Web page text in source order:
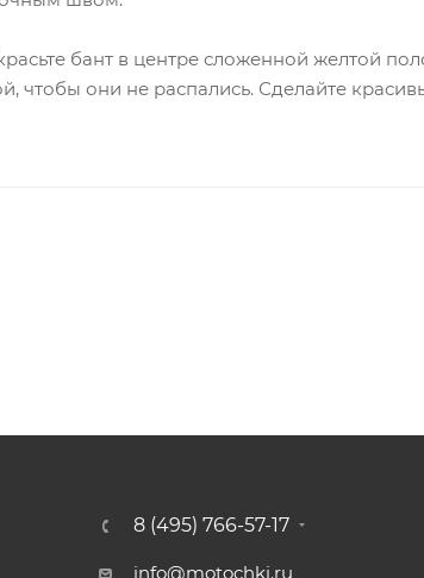
бант в центре сложенной желтой
чтобы они не распались. Сделайте
8 (495) 766-57-17
info@motochki.ru